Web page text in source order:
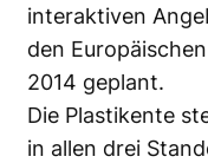
interaktiven
den
2014 geplant.
Die Plastikente
in allen drei